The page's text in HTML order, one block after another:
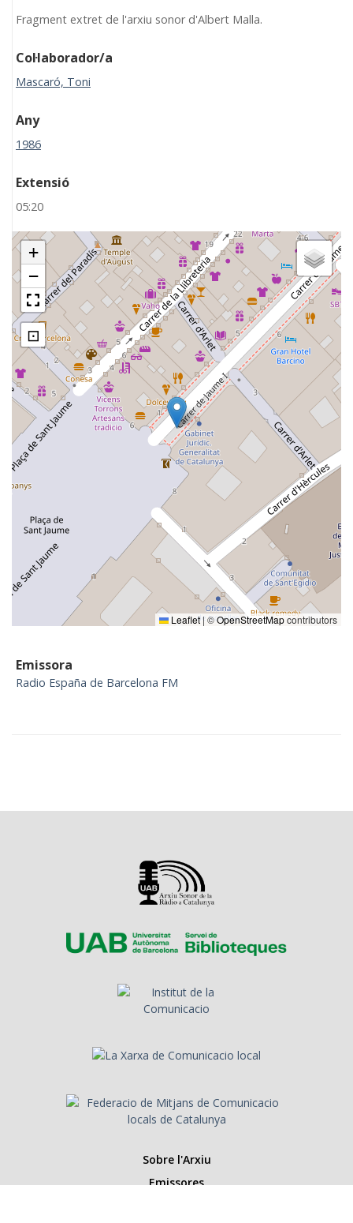
Fragment extret de l'arxiu sonor d'Albert Malla.
Col·laborador/a
Mascaró, Toni
Any
1986
Extensió
05:20
+
−
⊡
Leaflet|©OpenStreetMapcontributors
Emissora
Radio España de Barcelona FM
Sobre l'Arxiu
Emissores